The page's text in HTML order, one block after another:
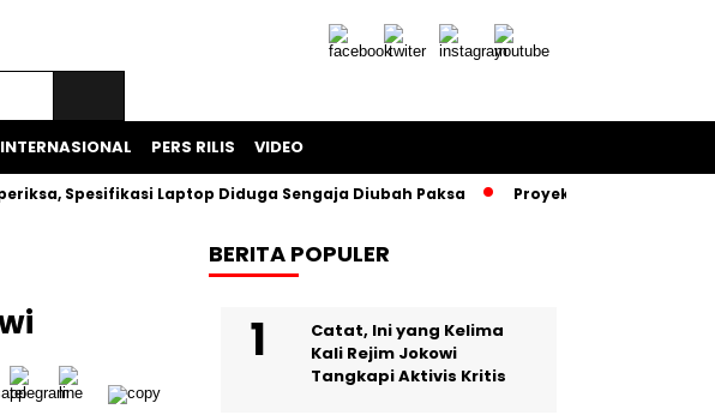
INTERNASIONAL PERS RILIS VIDEO
Laptop Diduga Sengaja Diubah Paksa Proyek Iklan Bank BJB Diduga
BERITA POPULER
Catat, Ini yang Kelima
Kali Rejim Jokowi
Tangkapi Aktivis Kritis